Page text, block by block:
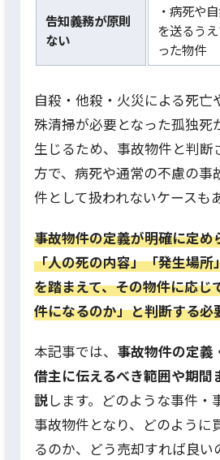
告知義務が原則
ない
・病死や
を送るう
った物件
自殺・他殺・火災による死亡
殊清掃が必要となった孤独死
生じるため、事故物件と判断
方で、病死や通常の不慮の事
件として扱われないケースも
事故物件の定義が明確に定め
「人の死の内容」「発生場所
を踏まえて、その物件に応じ
件になるのか」と判断する必
本記事では、 事故物件の定義
借主に伝えるべき範囲や期間
説します。どのような事件・
事故物件となり、どのように
るのか、どう売却すれば良い